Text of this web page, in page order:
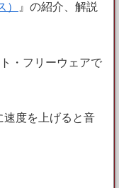
』の紹介、解説
・フリーウェアで
速度を上げると音